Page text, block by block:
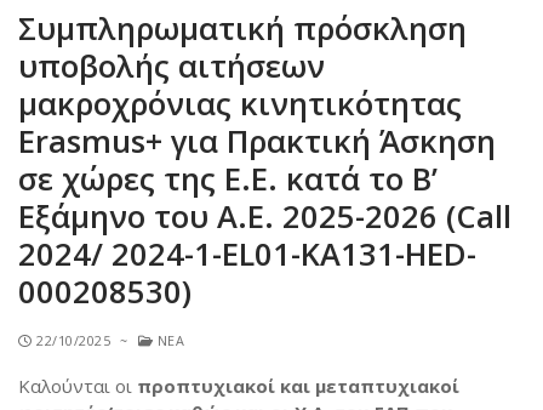
Νέα
Erasmus+ 2021 – 2027
Κινητικότητα / ΚΑ131 Erasmus+
Κινητικότητα για σπουδές
Κινητικότητα για πρακτική
Κινητικότητα για διδασκαλία
Κινητικότητα για επιμόρφωση
Πληροφορίες
Δήλωση Πολιτικής ERASMUS+ 2014 – 2020
Πανεπιστημιακός χάρτης Erasmus+ 2014 – 2020
Δήλωση Πολιτικής ERASMUS+ 2021- 2027
Πανεπιστημιακός χάρτης Erasmus+ 2021 – 2027
Επικοινωνία
Incoming
Welcome
Συμπληρωματική πρόσκληση
υποβολής αιτήσεων
μακροχρόνιας κινητικότητας
Erasmus+ για Πρακτική Άσκηση
σε χώρες της Ε.Ε. κατά το Β’
Εξάμηνο του Α.Ε. 2025-2026 (Call
2024/ 2024-1-EL01-KA131-HED-
000208530)
22/10/2025 ~ ΝΈΑ
Καλούνται οι προπτυχιακοί και μεταπτυχιακοί